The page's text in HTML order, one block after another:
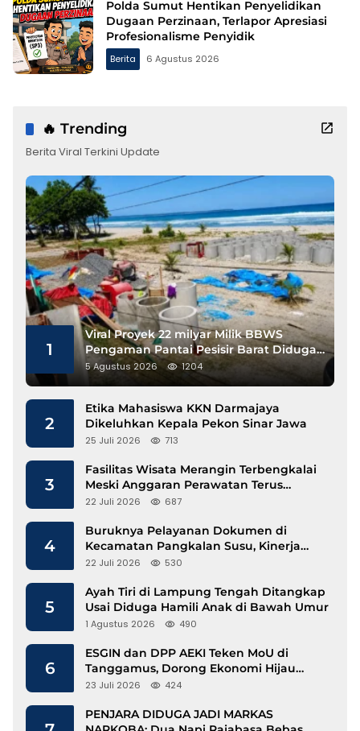
Polda Sumut Hentikan Penyelidikan
Dugaan Perzinaan, Terlapor Apresiasi
Profesionalisme Penyidik
Berita 6 Agustus 2026
🔥 Trending
Berita Viral Terkini Update
1
Viral Proyek 22 milyar Milik BBWS
Pengaman Pantai Pesisir Barat Diduga
Gunakan Besi Banci
5 Agustus 2026 1204
2
Etika Mahasiswa KKN Darmajaya
Dikeluhkan Kepala Pekon Sinar Jawa
25 Juli 2026 713
3
Fasilitas Wisata Merangin Terbengkalai
Meski Anggaran Perawatan Terus
Mengalir
22 Juli 2026 687
4
Buruknya Pelayanan Dokumen di
Kecamatan Pangkalan Susu, Kinerja
Disdukcapil Langkat Disorot
22 Juli 2026 530
5
Ayah Tiri di Lampung Tengah Ditangkap
Usai Diduga Hamili Anak di Bawah Umur
1 Agustus 2026 490
6
ESGIN dan DPP AEKI Teken MoU di
Tanggamus, Dorong Ekonomi Hijau
Berbasis Kopi dan Perdagangan Karbon
23 Juli 2026 424
PENJARA DIDUGA JADI MARKAS